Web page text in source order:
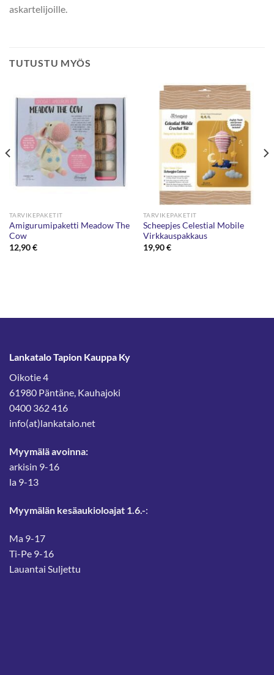
askartelijoille.
TUTUSTU MYÖS
TARVIKEPAKETIT
Amigurumipaketti Meadow The
Cow
12,90€
TARVIKEPAKETIT
Scheepjes Celestial Mobile
Virkkauspakkaus
19,90€
Lankatalo Tapion Kauppa Ky
Oikotie 4
61980 Päntäne, Kauhajoki
0400 362 416
info(at)lankatalo.net
Myymälä avoinna:
arkisin 9-16
la 9-13
Myymälän kesäaukioloajat 1.6.-:
Ma 9-17
Ti-Pe 9-16
Lauantai Suljettu